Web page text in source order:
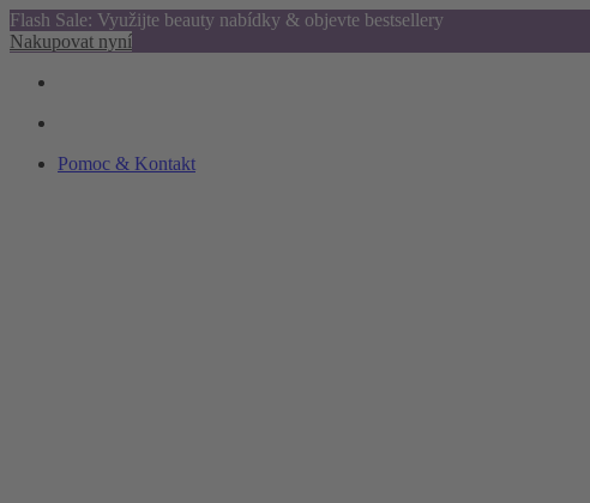
Flash Sale: Využijte beauty nabídky & objevte bestsellery
Nakupovat nyní
Pomoc & Kontakt